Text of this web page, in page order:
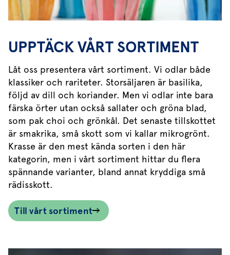
UPPTÄCK VÅRT SORTIMENT
Låt oss presentera vårt sortiment. Vi odlar både
klassiker och rariteter. Storsäljaren är basilika,
följd av dill och koriander. Men vi odlar inte bara
färska örter utan också sallater och gröna blad,
som pak choi och grönkål. Det senaste tillskottet
är smakrika, små skott som vi kallar mikrogrönt.
Krasse är den mest kända sorten i den här
kategorin, men i vårt sortiment hittar du flera
spännande varianter, bland annat kryddiga små
rädisskott.
Till vårt sortiment